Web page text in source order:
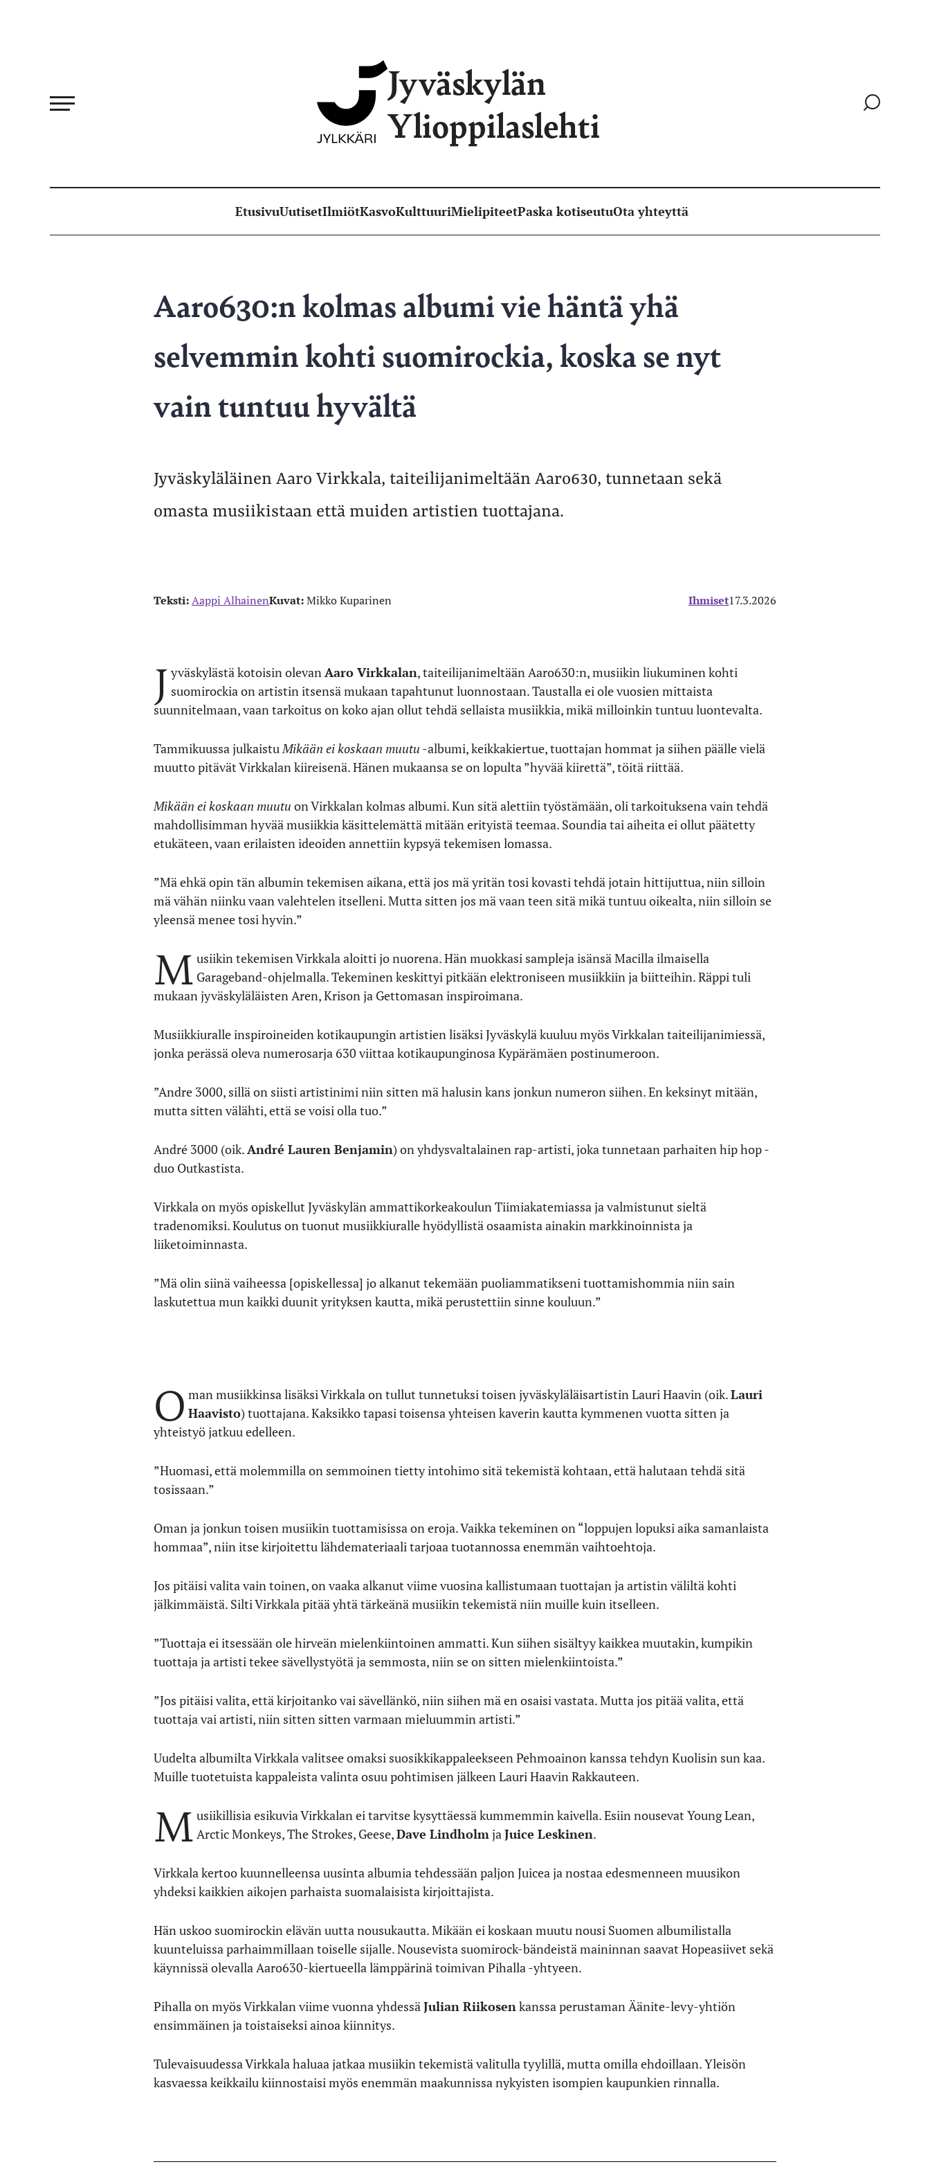
Jyväskylän
Ylioppilaslehti
Siirry
EtusivuUutisetIlmiötKasvoKulttuuriMielipiteetPaska kotiseutuOta yhteyttä
Aaro630:n kolmas albumi vie häntä yhä
selvemmin kohti suomirockia, koska se nyt
vain tuntuu hyvältä
Jyväskyläläinen Aaro Virkkala, taiteilijanimeltään Aaro630, tunnetaan sekä
omasta musiikistaan että muiden artistien tuottajana.
Teksti:Aappi AlhainenKuvat:Mikko Kuparinen Ihmiset17.3.2026
J yväskylästä kotoisin olevanAaro Virkkalan, taiteilijanimeltään Aaro630:n, musiikin liukuminen kohti
suomirockia on artistin itsensä mukaan tapahtunut luonnostaan. Taustalla ei ole vuosien mittaista
suunnitelmaan, vaan tarkoitus on koko ajan ollut tehdä sellaista musiikkia, mikä milloinkin tuntuu luontevalta.
Tammikuussa julkaistuMikään ei koskaan muutu -albumi, keikkakiertue, tuottajan hommat ja siihen päälle vielä
muutto pitävät Virkkalan kiireisenä. Hänen mukaansa se on lopulta ”hyvää kiirettä”, töitä riittää.
Mikään ei koskaan muutu on Virkkalan kolmas albumi. Kun sitä alettiin työstämään, oli tarkoituksena vain tehdä
mahdollisimman hyvää musiikkia käsittelemättä mitään erityistä teemaa. Soundia tai aiheita ei ollut päätetty
etukäteen, vaan erilaisten ideoiden annettiin kypsyä tekemisen lomassa.
”Mä ehkä opin tän albumin tekemisen aikana, että jos mä yritän tosi kovasti tehdä jotain hittijuttua, niin silloin
mä vähän niinku vaan valehtelen itselleni. Mutta sitten jos mä vaan teen sitä mikä tuntuu oikealta, niin silloin se
yleensä menee tosi hyvin.”
M usiikin tekemisen Virkkala aloitti jo nuorena. Hän muokkasi sampleja isänsä Macilla ilmaisella
Garageband-ohjelmalla. Tekeminen keskittyi pitkään elektroniseen musiikkiin ja biitteihin. Räppi tuli
mukaan jyväskyläläisten Aren, Krison ja Gettomasan inspiroimana.
Musiikkiuralle inspiroineiden kotikaupungin artistien lisäksi Jyväskylä kuuluu myös Virkkalan taiteilijanimiessä,
jonka perässä oleva numerosarja 630 viittaa kotikaupunginosa Kypärämäen postinumeroon.
”Andre 3000, sillä on siisti artistinimi niin sitten mä halusin kans jonkun numeron siihen. En keksinyt mitään,
mutta sitten välähti, että se voisi olla tuo.”
André 3000 (oik.André Lauren Benjamin) on yhdysvaltalainen rap-artisti, joka tunnetaan parhaiten hip hop -
duo Outkastista.
Virkkala on myös opiskellut Jyväskylän ammattikorkeakoulun Tiimiakatemiassa ja valmistunut sieltä
tradenomiksi. Koulutus on tuonut musiikkiuralle hyödyllistä osaamista ainakin markkinoinnista ja
liiketoiminnasta.
”Mä olin siinä vaiheessa [opiskellessa] jo alkanut tekemään puoliammatikseni tuottamishommia niin sain
laskutettua mun kaikki duunit yrityksen kautta, mikä perustettiin sinne kouluun.”
O man musiikkinsa lisäksi Virkkala on tullut tunnetuksi toisen jyväskyläläisartistin Lauri Haavin (oik.Lauri
Haavisto) tuottajana. Kaksikko tapasi toisensa yhteisen kaverin kautta kymmenen vuotta sitten ja
yhteistyö jatkuu edelleen.
”Huomasi, että molemmilla on semmoinen tietty intohimo sitä tekemistä kohtaan, että halutaan tehdä sitä
tosissaan.”
Oman ja jonkun toisen musiikin tuottamisissa on eroja. Vaikka tekeminen on “loppujen lopuksi aika samanlaista
hommaa”, niin itse kirjoitettu lähdemateriaali tarjoaa tuotannossa enemmän vaihtoehtoja.
Jos pitäisi valita vain toinen, on vaaka alkanut viime vuosina kallistumaan tuottajan ja artistin väliltä kohti
jälkimmäistä. Silti Virkkala pitää yhtä tärkeänä musiikin tekemistä niin muille kuin itselleen.
”Tuottaja ei itsessään ole hirveän mielenkiintoinen ammatti. Kun siihen sisältyy kaikkea muutakin, kumpikin
tuottaja ja artisti tekee sävellystyötä ja semmosta, niin se on sitten mielenkiintoista.”
”Jos pitäisi valita, että kirjoitanko vai sävellänkö, niin siihen mä en osaisi vastata. Mutta jos pitää valita, että
tuottaja vai artisti, niin sitten sitten varmaan mieluummin artisti.”
Uudelta albumilta Virkkala valitsee omaksi suosikkikappaleekseen Pehmoainon kanssa tehdyn Kuolisin sun kaa.
Muille tuotetuista kappaleista valinta osuu pohtimisen jälkeen Lauri Haavin Rakkauteen.
M usiikillisia esikuvia Virkkalan ei tarvitse kysyttäessä kummemmin kaivella. Esiin nousevat Young Lean,
Arctic Monkeys, The Strokes, Geese,Dave LindholmjaJuice Leskinen.
Virkkala kertoo kuunnelleensa uusinta albumia tehdessään paljon Juicea ja nostaa edesmenneen muusikon
yhdeksi kaikkien aikojen parhaista suomalaisista kirjoittajista.
Hän uskoo suomirockin elävän uutta nousukautta. Mikään ei koskaan muutu nousi Suomen albumilistalla
kuunteluissa parhaimmillaan toiselle sijalle. Nousevista suomirock-bändeistä maininnan saavat Hopeasiivet sekä
käynnissä olevalla Aaro630-kiertueella lämppärinä toimivan Pihalla -yhtyeen.
Pihalla on myös Virkkalan viime vuonna yhdessäJulian Riikosenkanssa perustaman Äänite-levy-yhtiön
ensimmäinen ja toistaiseksi ainoa kiinnitys.
Tulevaisuudessa Virkkala haluaa jatkaa musiikin tekemistä valitulla tyylillä, mutta omilla ehdoillaan. Yleisön
kasvaessa keikkailu kiinnostaisi myös enemmän maakunnissa nykyisten isompien kaupunkien rinnalla.